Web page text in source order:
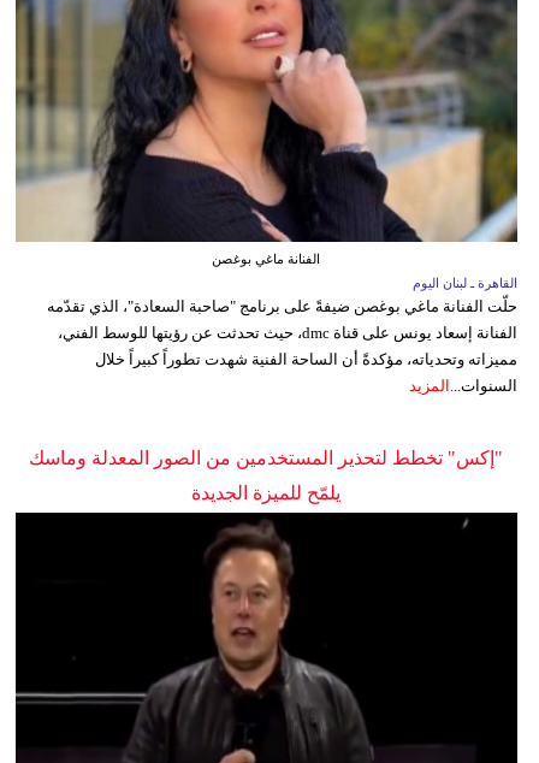
الفنانة ماغي بوغصن
القاهرة ـ لبنان اليوم
حلّت الفنانة ماغي بوغصن ضيفةً على برنامج "صاحبة السعادة"، الذي تقدّمه
الفنانة إسعاد يونس على قناة dmc، حيث تحدثت عن رؤيتها للوسط الفني،
مميزاته وتحدياته، مؤكدةً أن الساحة الفنية شهدت تطوراً كبيراً خلال
السنوات... المزيد
"إكس" تخطط لتحذير المستخدمين من الصور المعدلة وماسك
يلمّح للميزة الجديدة